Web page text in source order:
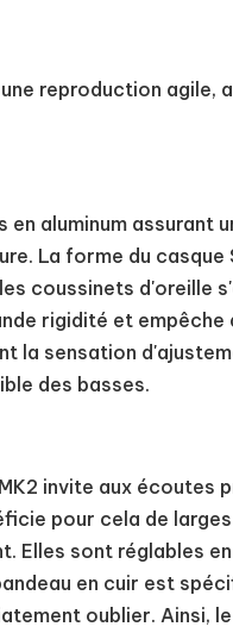
reproduction agile,
aluminum assurant
La forme du casque
coussinets d'oreille
rigidité et empêche
la sensation
des basses.
invite aux écoutes
pour cela de
Elles sont réglables
en cuir est
oublier. Ainsi,